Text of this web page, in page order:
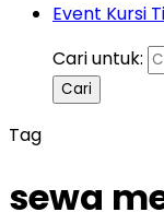
Event Kursi
Cari untuk:
Tag
sewa